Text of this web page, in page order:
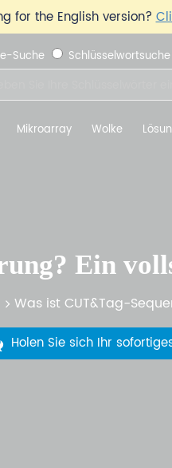
for the English version?
Suche Schlüsselwortsuche
Mikroarray Wolke
Ein
Was ist CUT&Tag-
Holen Sie sich Ihr